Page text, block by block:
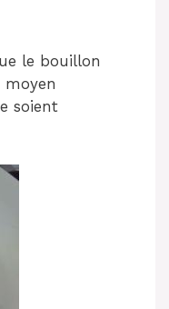
le bouillon
soient